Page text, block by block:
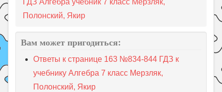
ГДЗ Алгебра учебник 7 класс Мерзляк,
Полонский, Якир
Вам может пригодиться:
Ответы к странице 163 №834-844 ГДЗ к
учебнику Алгебра 7 класс Мерзляк,
Полонский, Якир